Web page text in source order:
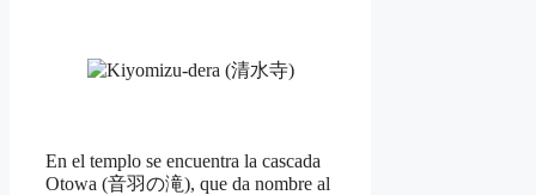
En el templo se encuentra la cascada
Otowa (音羽の滝), que da nombre al